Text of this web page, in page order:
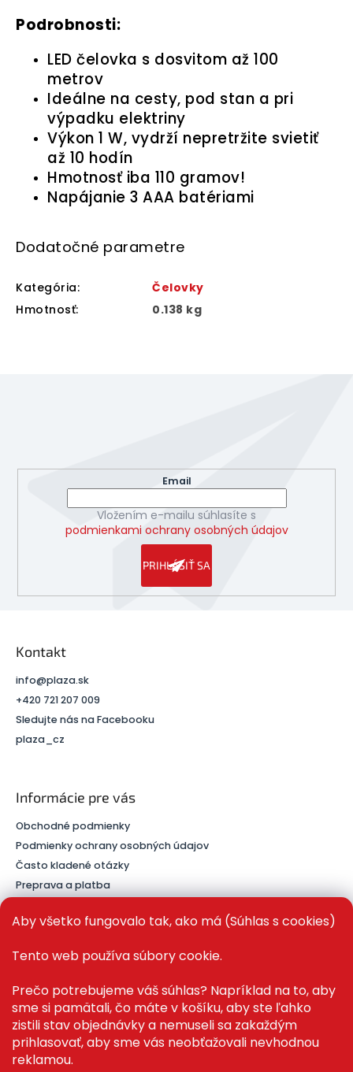
Aby všetko fungovalo tak, ako má (Súhlas s cookies)
Tento web používa súbory cookie.
Prečo potrebujeme váš súhlas? Napríklad na to, aby
sme si pamätali, čo máte v košíku, aby ste ľahko
zistili stav objednávky a nemuseli sa zakaždým
prihlasovať, aby sme vás neobťažovali nevhodnou
reklamou.
Podrobnosti:
LED čelovka s dosvitom až 100
metrov
Ideálne na cesty, pod stan a pri
výpadku elektriny
Výkon 1 W, vydrží nepretržite svietiť
až 10 hodín
Hmotnosť iba 110 gramov!
Napájanie 3 AAA batériami
Dodatočné parametre
Kategória:
Čelovky
Hmotnosť: 0.138 kg
Email
Vložením e-mailu súhlasíte s
podmienkami ochrany osobných údajov
PRIHLÁSIŤ SA
Kontakt
info@plaza.sk
+420 721 207 009
Sledujte nás na Facebooku
plaza_cz
Informácie pre vás
Obchodné podmienky
Podmienky ochrany osobných údajov
Často kladené otázky
Preprava a platba
PRE ZÁKAZNÍKOV
Recenze ✅
Magazín PLAZA News™
Můj účet
Registrace